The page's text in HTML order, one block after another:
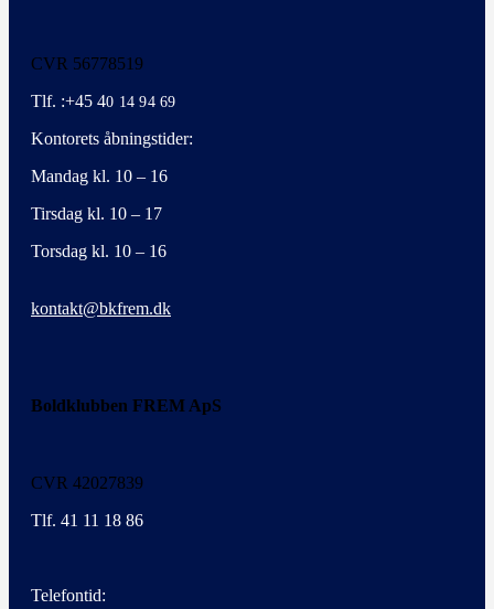
CVR 56778519
Tlf. :+45 40 14 94 69
Kontorets åbningstider:
Mandag kl. 10 – 16
Tirsdag kl. 10 – 17
Torsdag kl. 10 – 16
kontakt@bkfrem.dk
Boldklubben FREM ApS
CVR 42027839
Tlf. 41 11 18 86
Telefontid: